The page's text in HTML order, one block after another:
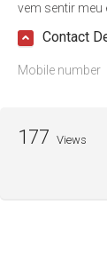
vem sentir meu
Contact
Mobile number
177 Views